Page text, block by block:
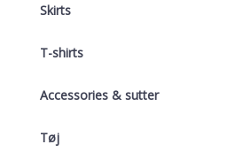
Skirts
T-shirts
Accessories & sutter
Tøj